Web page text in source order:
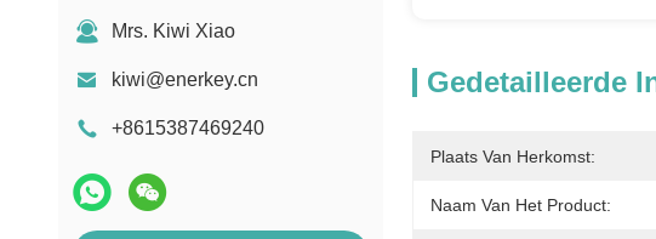
Mrs. Kiwi Xiao
kiwi@enerkey.cn
+8615387469240
Gedetailleerde
Plaats Van Herkomst:
Naam Van Het Product: